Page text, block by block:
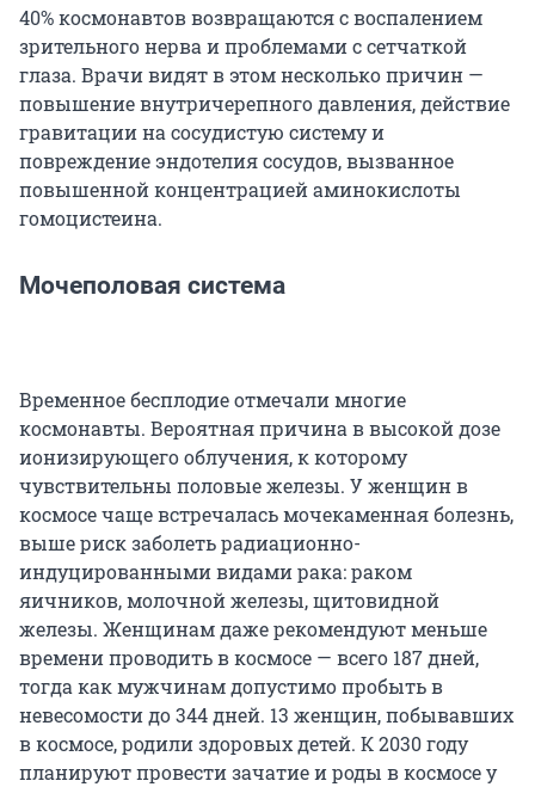
40% космонавтов возвращаются с воспалением
зрительного нерва и проблемами с сетчаткой
глаза. Врачи видят в этом несколько причин —
повышение внутричерепного давления, действие
гравитации на сосудистую систему и
повреждение эндотелия сосудов, вызванное
повышенной концентрацией аминокислоты
гомоцистеина.
Мочеполовая система
Временное бесплодие отмечали многие
космонавты. Вероятная причина в высокой дозе
ионизирующего облучения, к которому
чувствительны половые железы. У женщин в
космосе чаще встречалась мочекаменная болезнь,
выше риск заболеть радиационно-
индуцированными видами рака: раком
яичников, молочной железы, щитовидной
железы. Женщинам даже рекомендуют меньше
времени проводить в космосе — всего 187 дней,
тогда как мужчинам допустимо пробыть в
невесомости до 344 дней. 13 женщин, побывавших
в космосе, родили здоровых детей. К 2030 году
планируют провести зачатие и роды в космосе у